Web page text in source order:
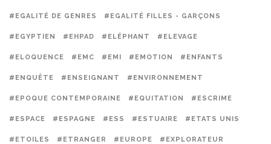
#EGALITÉ DE GENRES #EGALITÉ FILLES - GARÇONS
#EGYPTIEN #EHPAD #ELÉPHANT #ELEVAGE
#ELOQUENCE #EMC #EMI #EMOTION #ENFANTS
#ENQUÊTE #ENSEIGNANT #ENVIRONNEMENT
#EPOQUE CONTEMPORAINE #EQUITATION #ESCRIME
#ESPACE #ESPAGNE #ESS #ESTUAIRE #ETATS UNIS
#ETOILES #ETRANGER #EUROPE #EXPLORATEUR